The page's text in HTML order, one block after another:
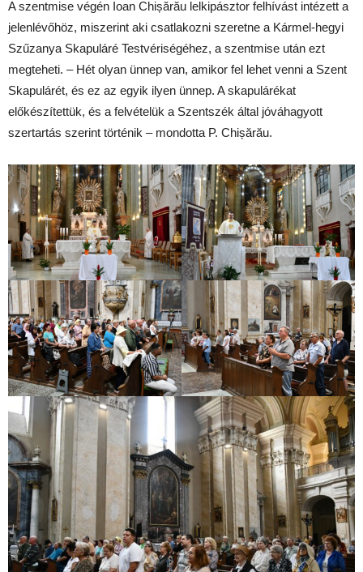
A szentmise végén Ioan Chișărău lelkipásztor felhívást intézett a
jelenlévőhöz, miszerint aki csatlakozni szeretne a Kármel-hegyi
Szűzanya Skapuláré Testvériségéhez, a szentmise után ezt
megteheti. – Hét olyan ünnep van, amikor fel lehet venni a Szent
Skapulárét, és ez az egyik ilyen ünnep. A skapulárékat
előkészítettük, és a felvételük a Szentszék által jóváhagyott
szertartás szerint történik – mondotta P. Chișărău.